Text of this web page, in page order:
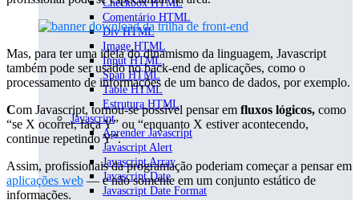
Checkbox HTML
Comentário HTML
Div HTML
Image HTML
Input HTML
Span HTML
Table HTML
Estrutura HTML
Javascript
Aprender Javascript
Javascript Alert
Javascript Array
Javascript Date
Javascript Date Format
Mas, para ter uma ideia do dinamismo da linguagem, Javascript
também pode ser usado no back-end de aplicações, como o
processamento de informações de um banco de dados, por exemplo.
Com Javascript, tornou-se possível pensar em fluxos lógicos, como
“se X ocorrer, faça Y” ou “enquanto X estiver acontecendo,
continue repetindo Y”.
Assim, profissionais da programação poderiam começar a pensar em
aplicações web — e não somente em um conjunto estático de
informações.